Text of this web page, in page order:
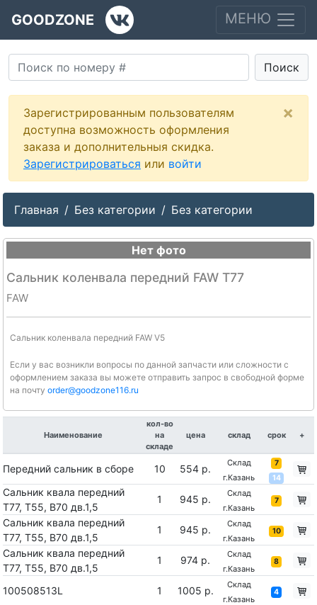
GOODZONE МЕНЮ
Поиск
Зарегистрированным пользователям
доступна возможность оформления
заказа и дополнительныя скидка.
Зарегистрироваться или войти
×
Главная Без категории Без категории
Нет фото
Сальник коленвала передний FAW T77
FAW
Сальник коленвала передний FAW V5
Если у вас возникли вопросы по данной запчасти или сложности с
оформлением заказа вы можете отправить запрос в свободной форме
на почту order@goodzone116.ru
Наименование
кол-во
на
складе
цена склад срок +
Передний сальник в сборе 10 554 р.
Склад
г.Казань
7
14
Сальник квала передний
T77, T55, B70 дв.1,5
1 945 р.
Склад
г.Казань
7
Сальник квала передний
T77, T55, B70 дв.1,5
1 945 р.
Склад
г.Казань
10
Сальник квала передний
T77, T55, B70 дв.1,5
1 974 р.
Склад
г.Казань
8
100508513L 1 1005 р.
Склад
г.Казань
4